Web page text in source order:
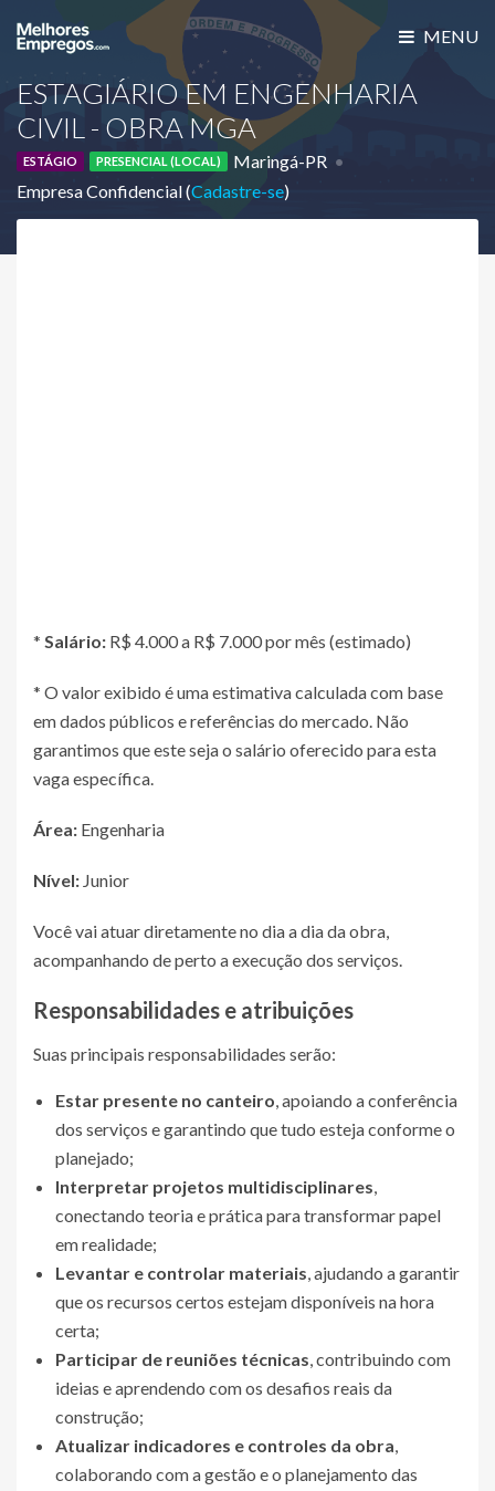
MENU
ESTAGIÁRIO EM ENGENHARIA
CIVIL - OBRA MGA
ESTÁGIO PRESENCIAL (LOCAL)
Maringá-PR
Empresa Confidencial (Cadastre-se)
* Salário: R$ 4.000 a R$ 7.000 por mês (estimado)
* O valor exibido é uma estimativa calculada com base
em dados públicos e referências do mercado. Não
garantimos que este seja o salário oferecido para esta
vaga específica.
Área: Engenharia
Nível: Junior
Você vai atuar diretamente no dia a dia da obra,
acompanhando de perto a execução dos serviços.
Responsabilidades e atribuições
Suas principais responsabilidades serão:
Estar presente no canteiro, apoiando a conferência
dos serviços e garantindo que tudo esteja conforme o
planejado;
Interpretar projetos multidisciplinares,
conectando teoria e prática para transformar papel
em realidade;
Levantar e controlar materiais, ajudando a garantir
que os recursos certos estejam disponíveis na hora
certa;
Participar de reuniões técnicas, contribuindo com
ideias e aprendendo com os desafios reais da
construção;
Atualizar indicadores e controles da obra,
colaborando com a gestão e o planejamento das